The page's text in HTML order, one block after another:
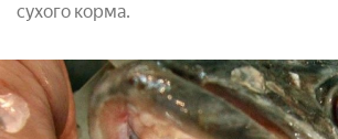
сухого корма.